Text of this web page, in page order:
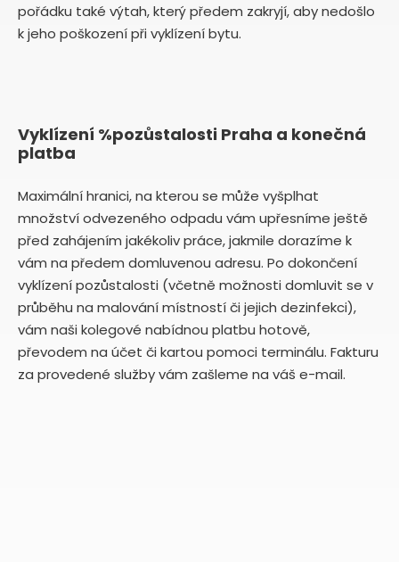
pořádku také výtah, který předem zakryjí, aby nedošlo
k jeho poškození při vyklízení bytu.
Vyklízení %pozůstalosti Praha a konečná
platba
Maximální hranici, na kterou se může vyšplhat
množství odvezeného odpadu vám upřesníme ještě
před zahájením jakékoliv práce, jakmile dorazíme k
vám na předem domluvenou adresu. Po dokončení
vyklízení pozůstalosti (včetně možnosti domluvit se v
průběhu na malování místností či jejich dezinfekci),
vám naši kolegové nabídnou platbu hotově,
převodem na účet či kartou pomoci terminálu. Fakturu
za provedené služby vám zašleme na váš e-mail.